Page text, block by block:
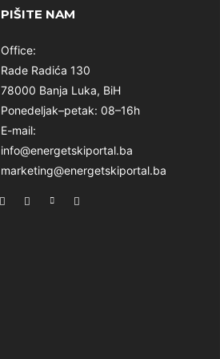
PIŠITE NAM
Office:
Rade Radića 130
78000 Banja Luka, BiH
Ponedeljak–petak: 08–16h
E-mail:
info@energetskiportal.ba
marketing@energetskiportal.ba